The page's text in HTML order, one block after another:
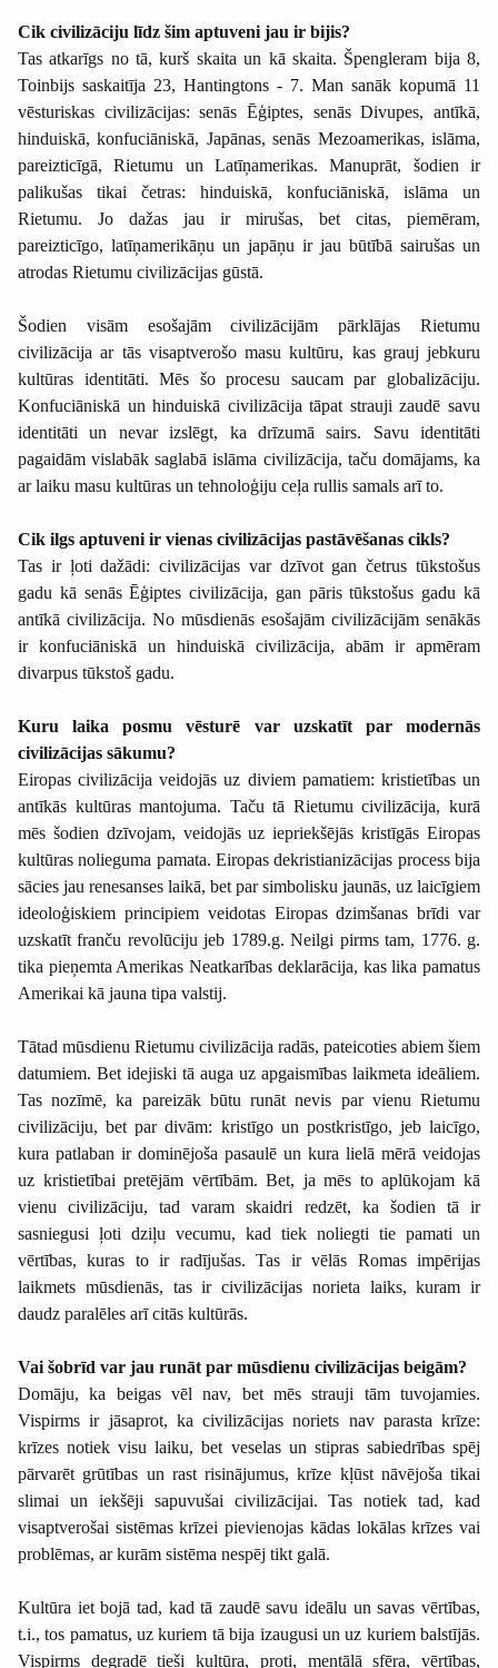
Cik civilizāciju līdz šim aptuveni jau ir bijis?
Tas atkarīgs no tā, kurš skaita un kā skaita. Špengleram bija 8,
Toinbijs saskaitīja 23, Hantingtons - 7. Man sanāk kopumā 11
vēsturiskas civilizācijas: senās Ēģiptes, senās Divupes, antīkā,
hinduiskā, konfuciāniskā, Japānas, senās Mezoamerikas, islāma,
pareizticīgā, Rietumu un Latīņamerikas. Manuprāt, šodien ir
palikušas tikai četras: hinduiskā, konfuciāniskā, islāma un
Rietumu. Jo dažas jau ir mirušas, bet citas, piemēram,
pareizticīgo, latīņamerikāņu un japāņu ir jau būtībā sairušas un
atrodas Rietumu civilizācijas gūstā.
Šodien visām esošajām civilizācijām pārklājas Rietumu
civilizācija ar tās visaptverošo masu kultūru, kas grauj jebkuru
kultūras identitāti. Mēs šo procesu saucam par globalizāciju.
Konfuciāniskā un hinduiskā civilizācija tāpat strauji zaudē savu
identitāti un nevar izslēgt, ka drīzumā sairs. Savu identitāti
pagaidām vislabāk saglabā islāma civilizācija, taču domājams, ka
ar laiku masu kultūras un tehnoloģiju ceļa rullis samals arī to.
Cik ilgs aptuveni ir vienas civilizācijas pastāvēšanas cikls?
Tas ir ļoti dažādi: civilizācijas var dzīvot gan četrus tūkstošus
gadu kā senās Ēģiptes civilizācija, gan pāris tūkstošus gadu kā
antīkā civilizācija. No mūsdienās esošajām civilizācijām senākās
ir konfuciāniskā un hinduiskā civilizācija, abām ir apmēram
divarpus tūkstoš gadu.
Kuru laika posmu vēsturē var uzskatīt par modernās
civilizācijas sākumu?
Eiropas civilizācija veidojās uz diviem pamatiem: kristietības un
antīkās kultūras mantojuma. Taču tā Rietumu civilizācija, kurā
mēs šodien dzīvojam, veidojās uz iepriekšējās kristīgās Eiropas
kultūras nolieguma pamata. Eiropas dekristianizācijas process bija
sācies jau renesanses laikā, bet par simbolisku jaunās, uz laicīgiem
ideoloģiskiem principiem veidotas Eiropas dzimšanas brīdi var
uzskatīt franču revolūciju jeb 1789.g. Neilgi pirms tam, 1776. g.
tika pieņemta Amerikas Neatkarības deklarācija, kas lika pamatus
Amerikai kā jauna tipa valstij.
Tātad mūsdienu Rietumu civilizācija radās, pateicoties abiem šiem
datumiem. Bet idejiski tā auga uz apgaismības laikmeta ideāliem.
Tas nozīmē, ka pareizāk būtu runāt nevis par vienu Rietumu
civilizāciju, bet par divām: kristīgo un postkristīgo, jeb laicīgo,
kura patlaban ir dominējoša pasaulē un kura lielā mērā veidojas
uz kristietībai pretējām vērtībām. Bet, ja mēs to aplūkojam kā
vienu civilizāciju, tad varam skaidri redzēt, ka šodien tā ir
sasniegusi ļoti dziļu vecumu, kad tiek noliegti tie pamati un
vērtības, kuras to ir radījušas. Tas ir vēlās Romas impērijas
laikmets mūsdienās, tas ir civilizācijas norieta laiks, kuram ir
daudz paralēles arī citās kultūrās.
Vai šobrīd var jau runāt par mūsdienu civilizācijas beigām?
Domāju, ka beigas vēl nav, bet mēs strauji tām tuvojamies.
Vispirms ir jāsaprot, ka civilizācijas noriets nav parasta krīze:
krīzes notiek visu laiku, bet veselas un stipras sabiedrības spēj
pārvarēt grūtības un rast risinājumus, krīze kļūst nāvējoša tikai
slimai un iekšēji sapuvušai civilizācijai. Tas notiek tad, kad
visaptverošai sistēmas krīzei pievienojas kādas lokālas krīzes vai
problēmas, ar kurām sistēma nespēj tikt galā.
Kultūra iet bojā tad, kad tā zaudē savu ideālu un savas vērtības,
t.i., tos pamatus, uz kuriem tā bija izaugusi un uz kuriem balstījās.
Vispirms degradē tieši kultūra, proti, mentālā sfēra, vērtības,